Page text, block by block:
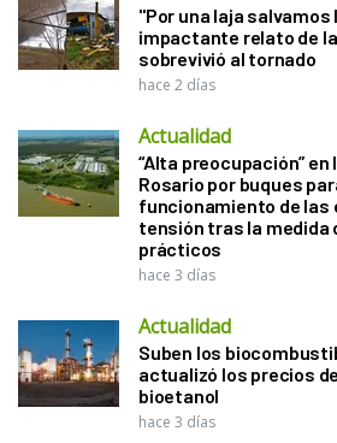
"Por una laja salvamos
impactante relato de
sobrevivió al tornado
hace 2 días
Actualidad
“Alta preocupación”
Rosario por buques
funcionamiento de las
tensión tras la medida
prácticos
hace 3 días
Actualidad
Suben los
actualizó los precios
bioetanol
hace 3 días